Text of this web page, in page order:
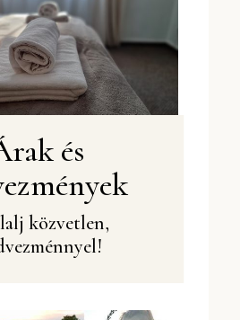
és
közvetlen,